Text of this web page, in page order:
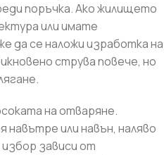
поръчка. Ако жилището
или имате
да се наложи изработка на
струва повече, но
на отваряне.
или навън, наляво
зависи от